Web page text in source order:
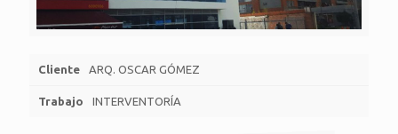
Cliente ARQ. OSCAR GÓMEZ
Trabajo INTERVENTORÍA